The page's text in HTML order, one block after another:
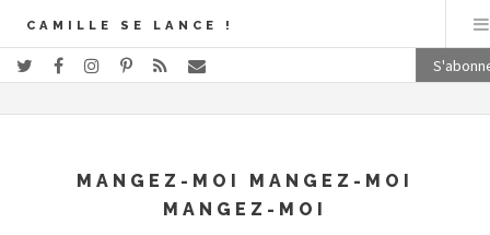
CAMILLE SE LANCE !
MANGEZ-MOI MANGEZ-MOI
MANGEZ-MOI